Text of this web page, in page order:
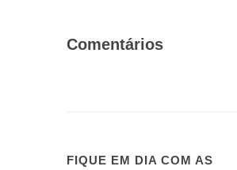
Comentários
FIQUE EM DIA COM AS